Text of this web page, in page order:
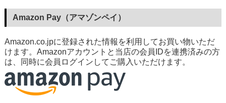
Amazon Pay（アマゾンペイ）
Amazon.co.jpに登録された情報を利用してお買い物いただ
けます。Amazonアカウントと当店の会員IDを連携済みの方
は、同時に会員ログインしてご購入いただけます。